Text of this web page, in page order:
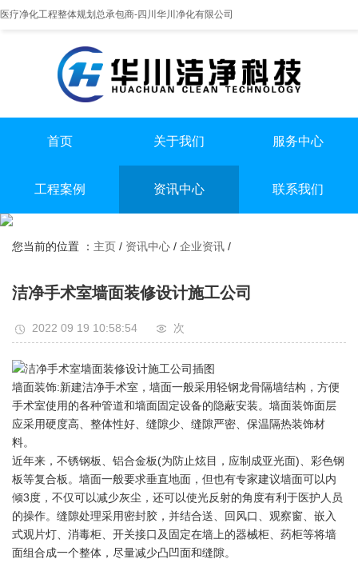
医疗净化工程整体规划总承包商-四川华川净化有限公司
提供实医疗净化整体解决方案
首页 关于我们 服务中心
手术室净化装修
实验室净化装修
工程案例
无尘车间
资讯中心 联系我们
您当前的位置 ： 主页 / 资讯中心 / 企业资讯 /
洁净手术室墙面装修设计施工公司
2022 09 19 10:58:54 次
墙面装饰:新建洁净手术室，墙面一般采用轻钢龙骨隔墙结构，方便
手术室使用的各种管道和墙面固定设备的隐蔽安装。墙面装饰面层
应采用硬度高、整体性好、缝隙少、缝隙严密、保温隔热装饰材
料。
近年来，不锈钢板、铝合金板(为防止炫目，应制成亚光面)、彩色钢
板等复合板。墙面一般要求垂直地面，但也有专家建议墙面可以内
倾3度，不仅可以减少灰尘，还可以使光反射的角度有利于医护人员
的操作。缝隙处理采用密封胶，并结合送、回风口、观察窗、嵌入
式观片灯、消毒柜、开关接口及固定在墙上的器械柜、药柜等将墙
面组合成一个整体，尽量减少凸凹面和缝隙。